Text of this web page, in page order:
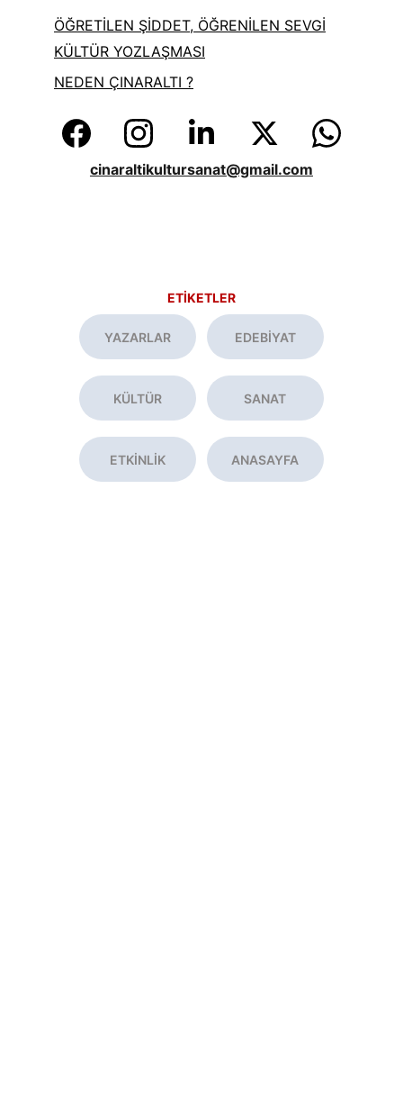
cinaraltikultursanat@gmail.com
ÖĞRETİLEN ŞİDDET, ÖĞRENİLEN SEVGİ
KÜLTÜR YOZLAŞMASI
NEDEN ÇINARALTI ?
ETİKETLER
YAZARLAR EDEBİYAT
KÜLTÜR SANAT
ANASAYFA
ETKİNLİK